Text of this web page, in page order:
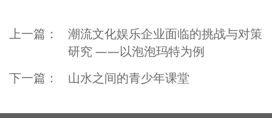
上一篇：
潮流文化娱乐企业面临的挑战与对策
研究 ——以泡泡玛特为例
下一篇：
山水之间的青少年课堂